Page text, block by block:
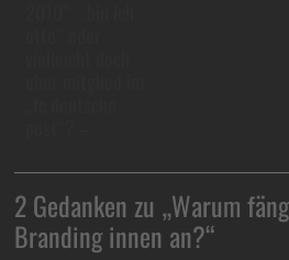
2 Gedanken zu „Warum
Branding innen an?“